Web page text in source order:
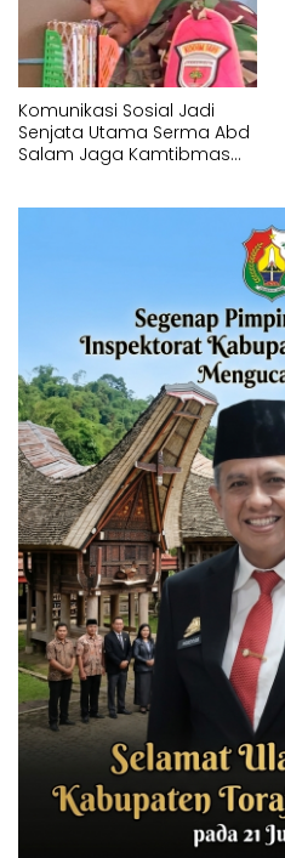
Komunikasi Sosial Jadi
Senjata Utama Serma Abd
Salam Jaga Kamtibmas